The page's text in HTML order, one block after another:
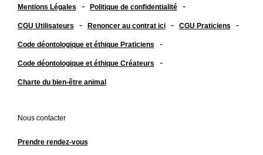
Mentions Légales - Politique de confidentialité -
CGU Utilisateurs - Renoncer au contrat ici - CGU Praticiens -
Code déontologique et éthique Praticiens -
Code déontologique et éthique Créateurs -
Charte du bien-être animal
Nous contacter
Prendre rendez-vous